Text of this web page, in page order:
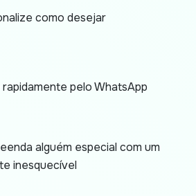
como desejar
rapidamente pelo WhatsApp
alguém especial com um
inesquecível